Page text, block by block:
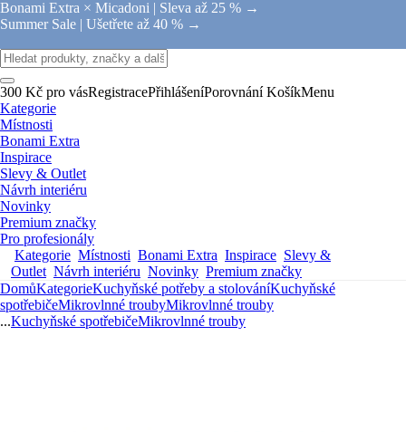
Bonami Extra × Micadoni | Sleva až 25 % →
Summer Sale | Ušetřete až 40 % →
300 Kč pro vásRegistracePřihlášeníPorovnání KošíkMenu
Kategorie
Místnosti
Bonami Extra
Inspirace
Slevy & Outlet
Návrh interiéru
Novinky
Premium značky
Pro profesionály
Kategorie Místnosti Bonami Extra Inspirace Slevy &
Outlet Návrh interiéru Novinky Premium značky
DomůKategorieKuchyňské potřeby a stolováníKuchyňské
spotřebičeMikrovlnné troubyMikrovlnné trouby
...Kuchyňské spotřebičeMikrovlnné trouby